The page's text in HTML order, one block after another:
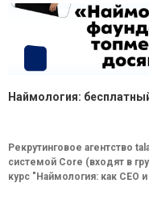
Наймология:
Рекрутинговое агентство
системой Core (входят в
курс "Наймология: как СEO